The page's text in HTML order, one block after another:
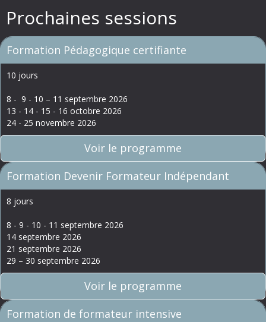
Prochaines sessions
Formation Pédagogique certifiante
10 jours
8 - 9 - 10 – 11 septembre 2026
13 - 14 - 15 - 16 octobre 2026
24 - 25 novembre 2026
Voir le programme
Formation Devenir Formateur Indépendant
8 jours
8 - 9 - 10 - 11 septembre 2026
14 septembre 2026
21 septembre 2026
29 – 30 septembre 2026
Voir le programme
Formation de formateur intensive